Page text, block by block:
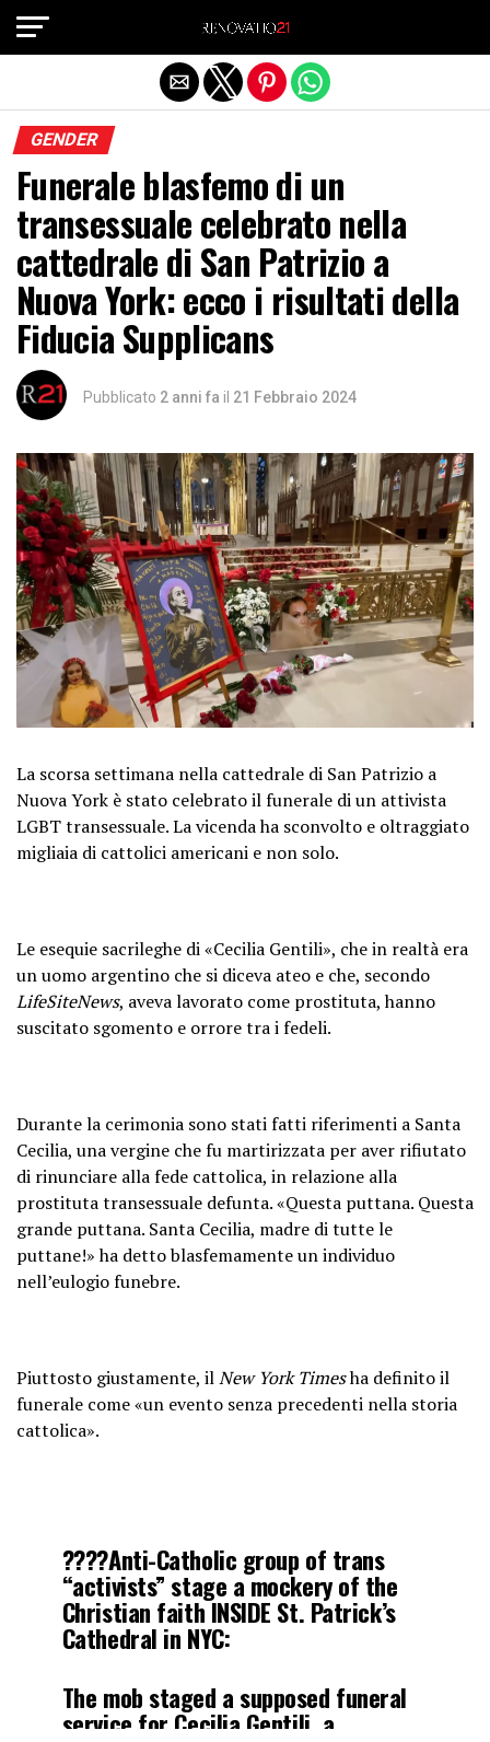
GENDER
Funerale blasfemo di un
transessuale celebrato nella
cattedrale di San Patrizio a
Nuova York: ecco i risultati della
Fiducia Supplicans
Pubblicato 2 anni fa il 21 Febbraio 2024
La scorsa settimana nella cattedrale di San Patrizio a
Nuova York è stato celebrato il funerale di un attivista
LGBT transessuale. La vicenda ha sconvolto e oltraggiato
migliaia di cattolici americani e non solo.
Le esequie sacrileghe di «Cecilia Gentili», che in realtà era
un uomo argentino che si diceva ateo e che, secondo
LifeSiteNews, aveva lavorato come prostituta, hanno
suscitato sgomento e orrore tra i fedeli.
Durante la cerimonia sono stati fatti riferimenti a Santa
Cecilia, una vergine che fu martirizzata per aver rifiutato
di rinunciare alla fede cattolica, in relazione alla
prostituta transessuale defunta. «Questa puttana. Questa
grande puttana. Santa Cecilia, madre di tutte le
puttane!» ha detto blasfemamente un individuo
nell’eulogio funebre.
Piuttosto giustamente, ilNew York Timesha definito il
funerale come «un evento senza precedenti nella storia
cattolica».
????Anti-Catholic group of trans
“activists” stage a mockery of the
Christian faith INSIDE St. Patrick’s
Cathedral in NYC:
The mob staged a supposed funeral
service for Cecilia Gentili, a
Exit mobile version